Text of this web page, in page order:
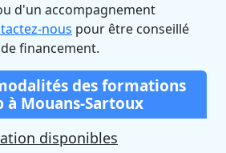
d'un accompagnement
nous pour être conseillé
financement.
des formations
à Mouans-Sartoux
disponibles